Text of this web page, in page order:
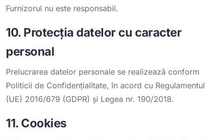
Furnizorul nu este responsabil.
10. Protecția datelor cu caracter
personal
Prelucrarea datelor personale se realizează conform
Politicii de Confidențialitate, în acord cu Regulamentul
(UE) 2016/679 (GDPR) și Legea nr. 190/2018.
11. Cookies